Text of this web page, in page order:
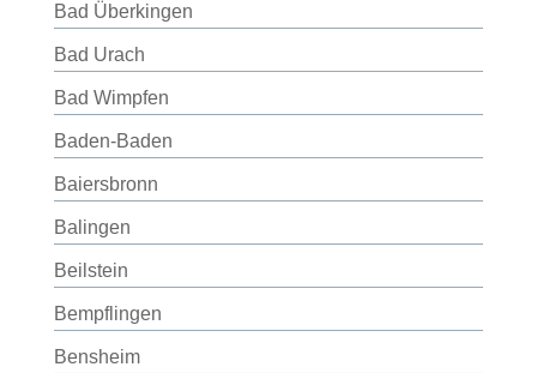
Bad Überkingen
Bad Urach
Bad Wimpfen
Baden-Baden
Baiersbronn
Balingen
Beilstein
Bempflingen
Bensheim